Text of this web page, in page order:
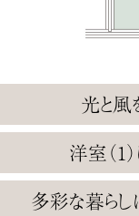
光と風
洋室（1
多彩な暮らし